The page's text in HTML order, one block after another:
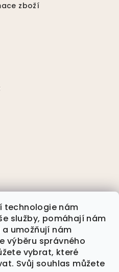
technologie nám
služby, pomáhají nám
umožňují nám
výběru správného
vybrat, které
Svůj souhlas můžete
zboží